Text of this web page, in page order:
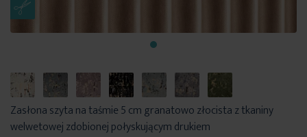
Zasłona szyta na taśmie 5 cm granatowo złocista z tkaniny
welwetowej zdobionej połyskującym drukiem